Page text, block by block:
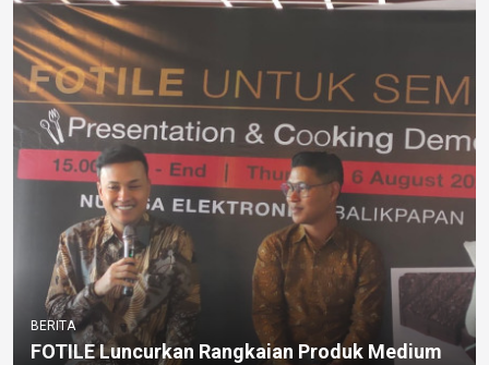
BERITA
FOTILE Luncurkan Rangkaian Produk Medium